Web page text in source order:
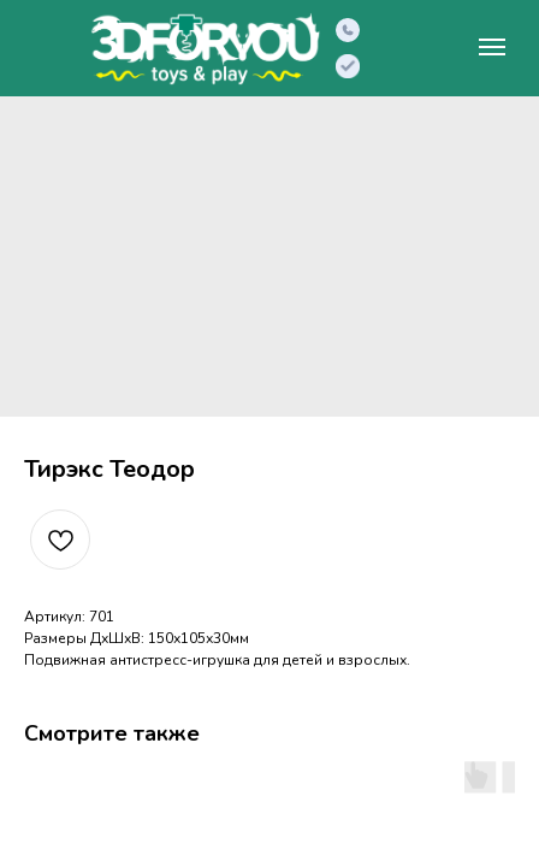
Тирэкс Теодор
Артикул: 701
Размеры ДхШхВ: 150х105х30мм
Подвижная антистресс-игрушка для детей и взрослых.
Смотрите также